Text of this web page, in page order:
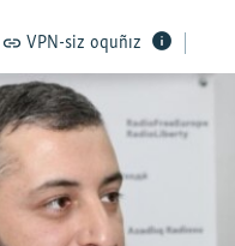
VPN-siz oquñız